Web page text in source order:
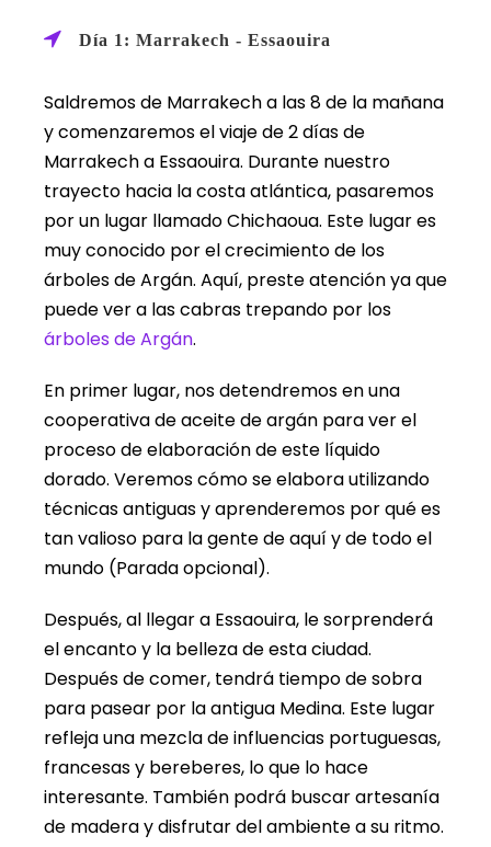
Día 1: Marrakech - Essaouira
Saldremos de Marrakech a las 8 de la mañana
y comenzaremos el viaje de 2 días de
Marrakech a Essaouira. Durante nuestro
trayecto hacia la costa atlántica, pasaremos
por un lugar llamado Chichaoua. Este lugar es
muy conocido por el crecimiento de los
árboles de Argán. Aquí, preste atención ya que
puede ver a las cabras trepando por los
árboles de Argán.
En primer lugar, nos detendremos en una
cooperativa de aceite de argán para ver el
proceso de elaboración de este líquido
dorado. Veremos cómo se elabora utilizando
técnicas antiguas y aprenderemos por qué es
tan valioso para la gente de aquí y de todo el
mundo (Parada opcional).
Después, al llegar a Essaouira, le sorprenderá
el encanto y la belleza de esta ciudad.
Después de comer, tendrá tiempo de sobra
para pasear por la antigua Medina. Este lugar
refleja una mezcla de influencias portuguesas,
francesas y bereberes, lo que lo hace
interesante. También podrá buscar artesanía
de madera y disfrutar del ambiente a su ritmo.